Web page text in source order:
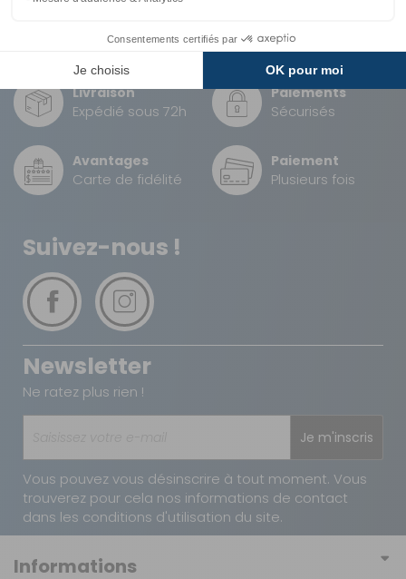
Livraison
Expédié sous 72h
Paiements
Sécurisés
Avantages
Carte de fidélité
Paiement
Plusieurs fois
Suivez-nous !
Newsletter
Ne ratez plus rien !
Je m'inscris
Vous pouvez vous désinscrire à tout moment. Vous
trouverez pour cela nos informations de contact
dans les conditions d'utilisation du site.
Informations